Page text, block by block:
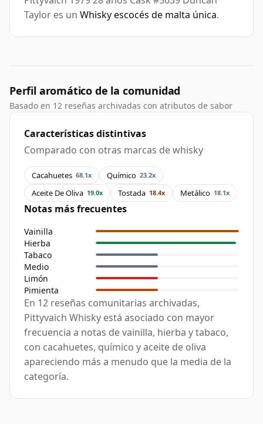
Taylor es un Whisky escocés de malta única.
Perfil aromático de la comunidad
Basado en 12 reseñas archivadas con atributos de sabor
Características distintivas
Comparado con otras marcas de whisky
Cacahuetes 68.1x Químico 23.2x
Aceite De Oliva 19.0x Tostada 18.4x Metálico 18.1x
Notas más frecuentes
Vainilla
Hierba
Tabaco
Medio
Limón
Pimienta
En 12 reseñas comunitarias archivadas,
Pittyvaich Whisky está asociado con mayor
frecuencia a notas de vainilla, hierba y tabaco,
con cacahuetes, químico y aceite de oliva
apareciendo más a menudo que la media de la
categoría.